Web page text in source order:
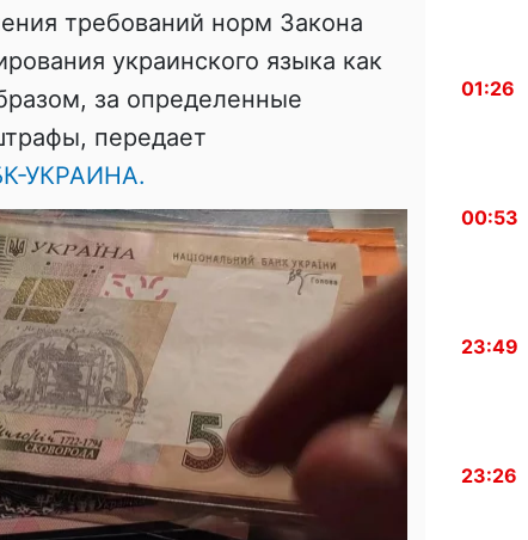
требований норм Закона
украинского языка как
за определенные
передает
УКРАИНА.
01:26
00:53
23:49
23:26